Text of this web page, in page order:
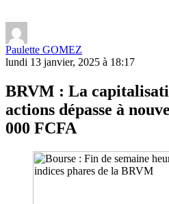
Paulette GOMEZ
lundi 13 janvier, 2025 à 18:17
BRVM : La
actions dépasse à
000 FCFA